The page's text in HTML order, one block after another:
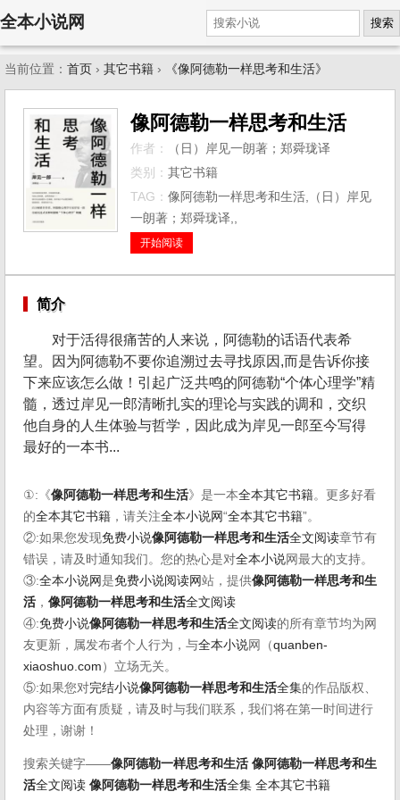
全本小说网 搜索
当前位置： 首页 › 其它书籍 › 《像阿德勒一样思考和生活》
像阿德勒一样思考和生活
作者：
（日）岸见一朗著；郑舜珑译
类别： 其它书籍
TAG： 像阿德勒一样思考和生活,（日）岸见
一朗著；郑舜珑译,,
开始阅读
简介
对于活得很痛苦的人来说，阿德勒的话语代表希
望。因为阿德勒不要你追溯过去寻找原因,而是告诉你接
下来应该怎么做！引起广泛共鸣的阿德勒“个体心理学”精
髓，透过岸见一郎清晰扎实的理论与实践的调和，交织
他自身的人生体验与哲学，因此成为岸见一郎至今写得
最好的一本书...
①:《像阿德勒一样思考和生活》是一本全本其它书籍。更多好看
的全本其它书籍 ，请关注全本小说网“全本其它书籍”。
②:如果您发现免费小说像阿德勒一样思考和生活全文阅读章节有
错误，请及时通知我们。您的热心是对全本小说网最大的支持。
③:全本小说网是免费小说阅读网站，提供像阿德勒一样思考和生
活 ， 像阿德勒一样思考和生活全文阅读
④:免费小说像阿德勒一样思考和生活全文阅读的所有章节均为网
友更新，属发布者个人行为，与全本小说网（quanben-
xiaoshuo.com ）立场无关。
⑤:如果您对完结小说像阿德勒一样思考和生活全集的作品版权、
内容等方面有质疑，请及时与我们联系，我们将在第一时间进行
处理，谢谢！
搜索关键字——像阿德勒一样思考和生活 像阿德勒一样思考和生
活全文阅读 像阿德勒一样思考和生活全集 全本其它书籍